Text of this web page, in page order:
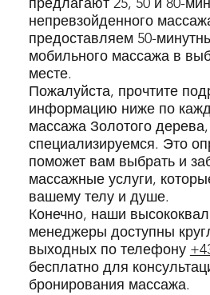
непревзойденного
предоставляем 50-
мобильного массажа в
месте.
Пожалуйста, прочтите
информацию ниже по
массажа Золотого
специализируемся. Это
поможет вам выбрать и
массажные услуги,
вашему телу и душе.
Конечно, наши
менеджеры доступны
выходных по телефону
бесплатно для
бронирования массажа.